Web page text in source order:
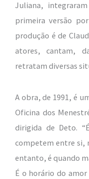
Juliana,
primeira versão
produção é de
atores, cantam,
retratam diversas
A obra, de 1991, é
Oficina dos
dirigida de Deto.
competem entre si,
entanto, é quando
É o horário do amor